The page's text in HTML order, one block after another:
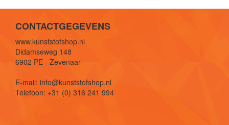
CONTACTGEGEVENS
www.kunststofshop.nl
Didamseweg 148
6902 PE - Zevenaar
E-mail: info@kunststofshop.nl
Telefoon: +31 (0) 316 241 994